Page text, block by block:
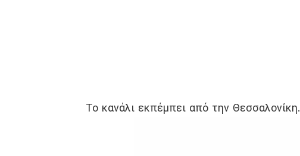
Το κανάλι εκπέμπει από την Θεσσαλονίκη.